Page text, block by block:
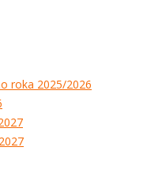
roka 2025/2026